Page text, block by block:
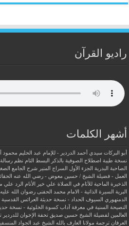
راديو القرآن
أشهر الكلمات
أبو البركات سيدي أحمد الدردير - للإمام عبد الحليم محمود
نسخة طيبة اصطلاح الصوفية بالذكر البسط التام نظم
الصاحبة البدرية
الجزء الأول السراج المنير شرح الجامع
العمل - فضيلة الشيخ / حسين معوض - رضي الله عنه
الذخيرة الماحية للآثام في الصلاة علي خير الأنام
الرد علي
البرية
السيرة الذاتية - الامام محمد الحفنى رضوان الله عليه
الدمنهوري
السيوف الحداد - نسخة حديثة العرائس
النصيحة السنية في معرفة آداب كسوة الخلوتية - نسخة
العالمين لفضيلة الشيخ حسين صديق
تحفة الإخوان للدردير
العرفان ترجمة مولانا العارف بالله الشيخ عبد الجواد